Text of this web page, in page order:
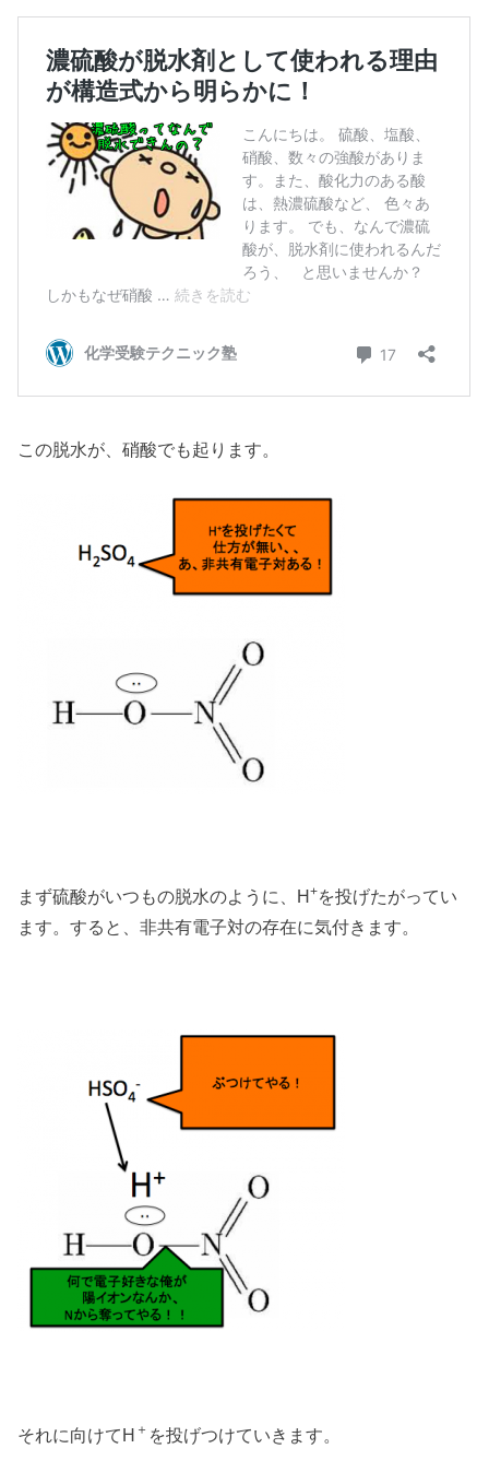
この脱水が、硝酸でも起ります。
まず硫酸がいつもの脱水のように、H+を投げたがってい
ます。すると、非共有電子対の存在に気付きます。
それに向けてH ＋ を投げつけていきます。